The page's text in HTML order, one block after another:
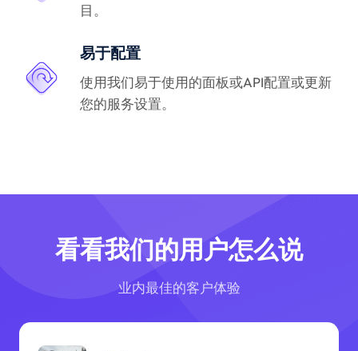
目。
易于配置
使用我们易于使用的面板或API配置或更新
您的服务设置。
看看我们的用户怎么说
业内最佳的客户体验